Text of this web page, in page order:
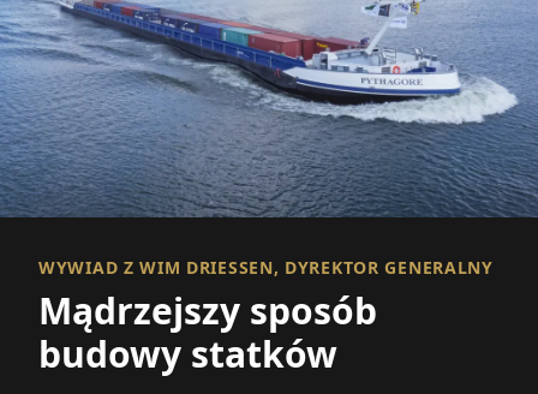
WYWIAD Z WIM DRIESSEN, DYREKTOR GENERALNY
Mądrzejszy sposób
budowy statków